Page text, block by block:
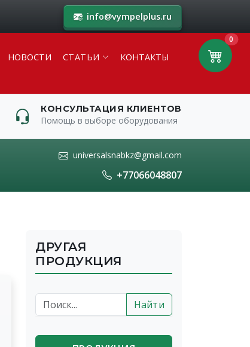
info@vympelplus.ru
НОВОСТИ СТАТЬИ КОНТАКТЫ
КОНСУЛЬТАЦИЯ КЛИЕНТОВ
Помощь в выборе оборудования
universalsnabkz@gmail.com
+77066048807
ДРУГАЯ
ПРОДУКЦИЯ
Найти
0